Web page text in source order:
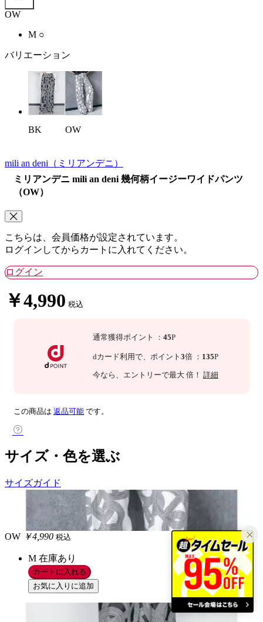
OW
M ○
バリエーション
BK OW
mili an deni （ミリアンデニ）
ミリアンデニ mili an deni 幾何柄イージーワイドパンツ
（OW）
こちらは、会員価格が設定されています。
ログインしてからカートに入れてください。
ログイン
￥4,990 税込
通常獲得ポイント ： 45P
dカード利用で、 ポイント 3倍 ： 135P
今なら 、エントリーで最大 倍！ 詳細
この商品は 返品可能 です。
サイズ・色を選ぶ
サイズガイド
OW ￥4,990 税込
M 在庫あり
カートに入れる
お気に入りに追加